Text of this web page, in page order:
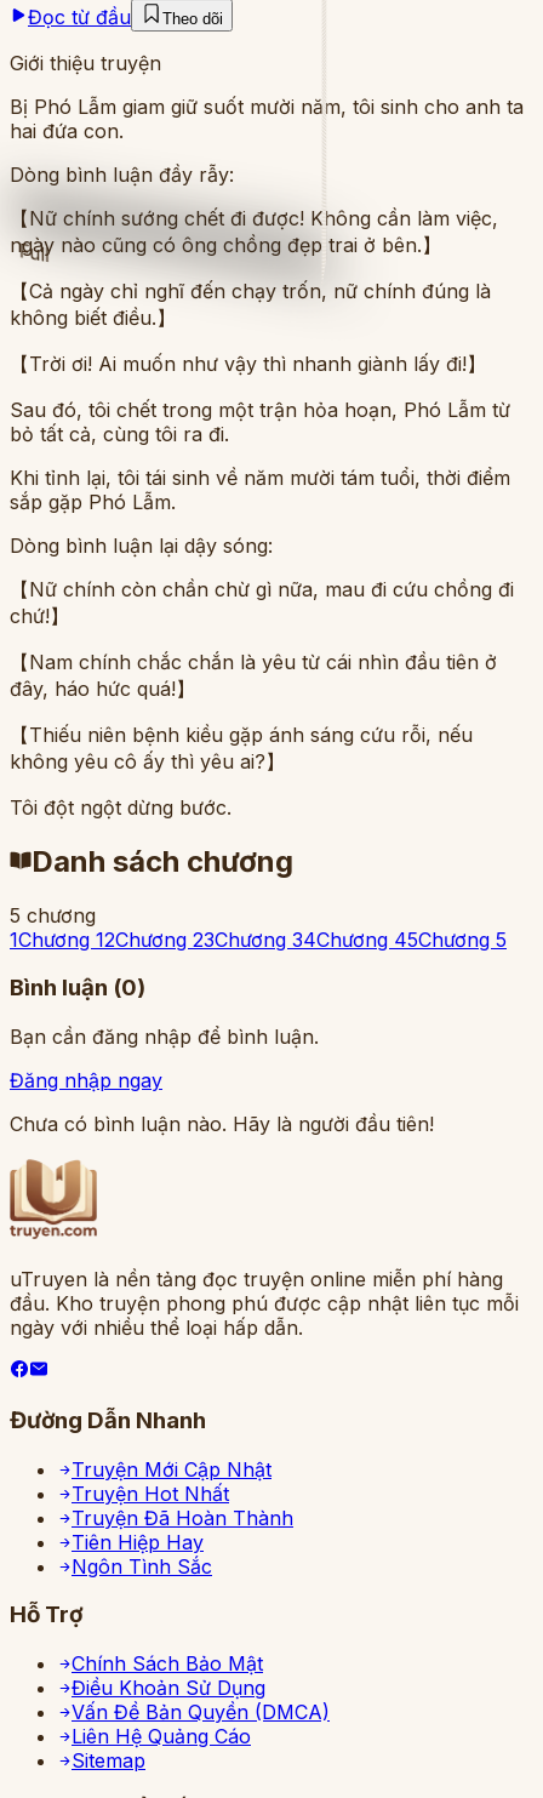
Full
Đọc từ đầu
Theo dõi
Giới thiệu truyện
Bị Phó Lẫm giam giữ suốt mười năm, tôi sinh cho anh ta
hai đứa con.
Dòng bình luận đầy rẫy:
【Nữ chính sướng chết đi được! Không cần làm việc,
ngày nào cũng có ông chồng đẹp trai ở bên.】
【Cả ngày chỉ nghĩ đến chạy trốn, nữ chính đúng là
không biết điều.】
【Trời ơi! Ai muốn như vậy thì nhanh giành lấy đi!】
Sau đó, tôi chết trong một trận hỏa hoạn, Phó Lẫm từ
bỏ tất cả, cùng tôi ra đi.
Khi tỉnh lại, tôi tái sinh về năm mười tám tuổi, thời điểm
sắp gặp Phó Lẫm.
Dòng bình luận lại dậy sóng:
【Nữ chính còn chần chừ gì nữa, mau đi cứu chồng đi
chứ!】
【Nam chính chắc chắn là yêu từ cái nhìn đầu tiên ở
đây, háo hức quá!】
【Thiếu niên bệnh kiều gặp ánh sáng cứu rỗi, nếu
không yêu cô ấy thì yêu ai?】
Tôi đột ngột dừng bước.
Danh sách chương
5 chương
1Chương 12Chương 23Chương 34Chương 45Chương 5
Bình luận (0)
Bạn cần đăng nhập để bình luận.
Đăng nhập ngay
Chưa có bình luận nào. Hãy là người đầu tiên!
uTruyen là nền tảng đọc truyện online miễn phí hàng
đầu. Kho truyện phong phú được cập nhật liên tục mỗi
ngày với nhiều thể loại hấp dẫn.
Đường Dẫn Nhanh
Truyện Mới Cập Nhật
Truyện Hot Nhất
Truyện Đã Hoàn Thành
Tiên Hiệp Hay
Ngôn Tình Sắc
Hỗ Trợ
Chính Sách Bảo Mật
Điều Khoản Sử Dụng
Vấn Đề Bản Quyền (DMCA)
Liên Hệ Quảng Cáo
Sitemap